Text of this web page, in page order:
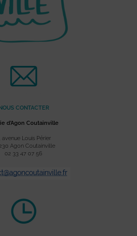
NOUS CONTACTER
d’Agon Coutainville
avenue Louis Périer
Agon Coutainville
02 33 47 07 56